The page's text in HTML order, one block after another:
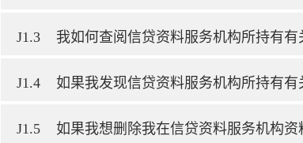
J1.3 我如何查阅信贷资料服务机构所持有有
J1.4 如果我发现信贷资料服务机构所持有
J1.5 如果我想删除我在信贷资料服务机构资